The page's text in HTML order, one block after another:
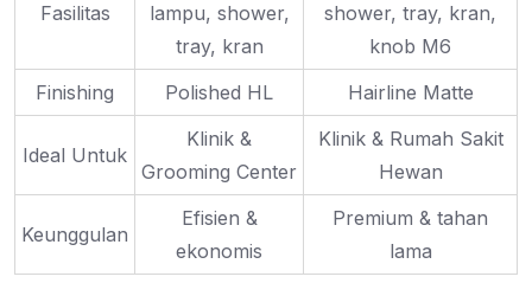
Fasilitas
lampu, shower,
tray, kran
shower, tray, kran,
knob M6
Finishing
Polished HL Hairline Matte
Ideal Untuk
Klinik &
Grooming Center
Klinik & Rumah Sakit
Hewan
Keunggulan
Efisien &
ekonomis
Premium & tahan
lama